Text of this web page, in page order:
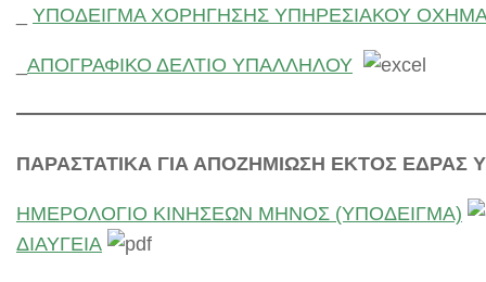
ΥΠΟΔΕΙΓΜΑ ΧΟΡΗΓΗΣΗΣ ΥΠΗΡΕΣΙΑΚΟΥ
ΑΠΟΓΡΑΦΙΚΟ ΔΕΛΤΙΟ ΥΠΑΛΛΗΛΟΥ
ΠΑΡΑΣΤΑΤΙΚΑ ΓΙΑ ΑΠΟΖΗΜΙΩΣΗ ΕΚΤΟΣ ΕΔΡΑΣ
ΗΜΕΡΟΛΟΓΙΟ ΚΙΝΗΣΕΩΝ ΜΗΝΟΣ (ΥΠΟΔΕΙΓΜΑ)
ΔΙΑΥΓΕΙΑ